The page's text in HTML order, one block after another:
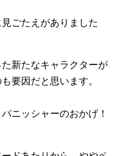
ごたえがありました
新たなキャラクターが
要因だと思います。
ニッシャーのおかげ！